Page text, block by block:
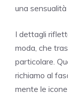
una sensualità
I dettagli
moda, che
particolare.
richiamo al
mente le